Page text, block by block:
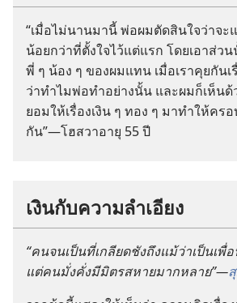
“เมื่อไม่นานมานี้ พ่อผมตัดสินใจว่าจะ
น้อยกว่าที่ตั้งใจไว้แต่แรก โดยเอาส่วน
พี่ ๆ น้อง ๆ ของผมแทน เมื่อเราคุยกัน
ว่าทำไมพ่อทำอย่างนั้น และผมก็เห็นด้
ยอมให้เรื่องเงิน ๆ ทอง ๆ มาทำให้ครอ
กัน”—โฮสวาอายุ 55 ปี
เงินกับความลำเอียง
“คนจนเป็นที่เกลียดชังถึงแม้ว่าเป็นเพื่
แต่คนมั่งคั่งมีมิตรสหายมากหลาย”—